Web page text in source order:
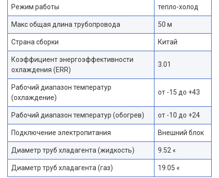
Режим работы тепло-холод
Макс общая длина трубопровода 50 м
Страна сборки Китай
Коэффициент энергоэффективности
охлаждения (ERR)
3.01
Рабочий диапазон температур
(охлаждение)
от -15 до +43
Рабочий диапазон температур (обогрев) от -10 до +24
Подключение электропитания Внешний блок
Диаметр труб хладагента (жидкость) 9.52 «
Диаметр труб хладагента (газ) 19.05 «